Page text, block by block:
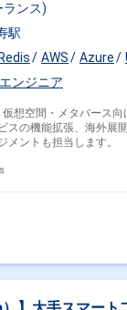
ランス)
駅
Redis AWS Azure
ンジニア
スの機能拡張、海外展
当します。 【作業内容】 ・C#、
のAPI開発(チケット管